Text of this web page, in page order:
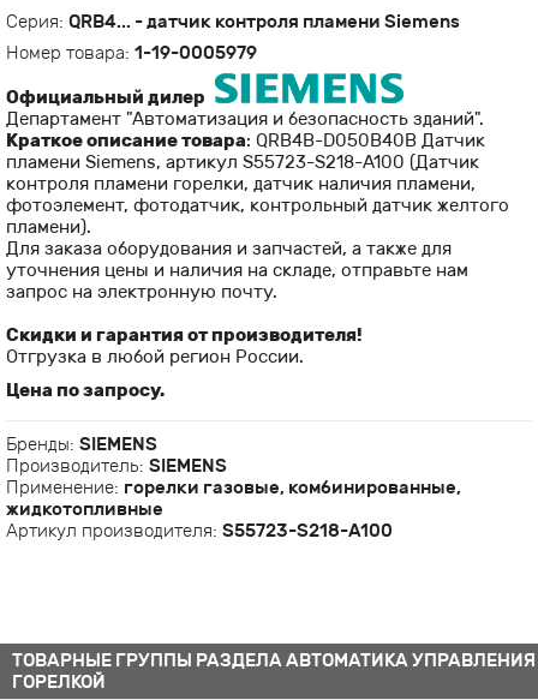
Серия: QRB4... - датчик контроля пламени Siemens
Номер товара: 1-19-0005979
Официальный дилер
Департамент "Автоматизация и безопасность зданий".
Краткое описание товара: QRB4B-D050B40B Датчик
пламени Siemens, артикул S55723-S218-A100 (Датчик
контроля пламени горелки, датчик наличия пламени,
фотоэлемент, фотодатчик, контрольный датчик желтого
пламени).
Для заказа оборудования и запчастей, а также для
уточнения цены и наличия на складе, отправьте нам
запрос на электронную почту.
Скидки и гарантия от производителя!
Отгрузка в любой регион России.
Цена по запросу.
Бренды: SIEMENS
Производитель: SIEMENS
Применение: горелки газовые, комбинированные,
жидкотопливные
Артикул производителя: S55723-S218-A100
ТОВАРНЫЕ ГРУППЫ РАЗДЕЛА АВТОМАТИКА УПРАВЛЕНИЯ
ГОРЕЛКОЙ